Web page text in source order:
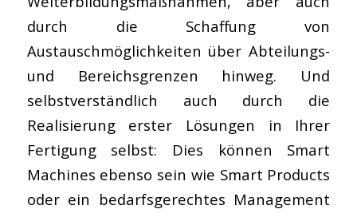
durch die Schaffung von
Austauschmöglichkeiten über Abteilungs-
und Bereichsgrenzen hinweg. Und
selbstverständlich auch durch die
Realisierung erster Lösungen in Ihrer
Fertigung selbst: Dies können Smart
Machines ebenso sein wie Smart Products
oder ein bedarfsgerechtes Management